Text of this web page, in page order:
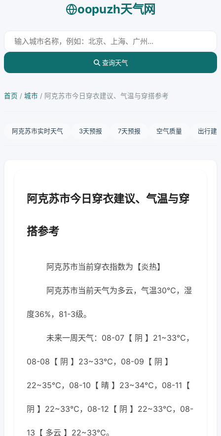
oopuzh天气网
查询天气
首页 / 城市 / 阿克苏市今日穿衣建议、气温与穿搭参考
阿克苏市实时天气 3天预报 7天预报 空气质量 出行建
阿克苏市今日穿衣建议、气温与穿
搭参考
阿克苏市当前穿衣指数为【炎热】
阿克苏市当前天气为多云，气温30℃，湿
度36%，81-3级。
未来一周天气：08-07【 阴 】21~33℃，
08-08【 阴 】23~33℃，08-09【 阴 】
22~35℃，08-10【 晴 】23~34℃，08-11【
阴 】22~33℃，08-12【 阴 】22~33℃，08-
13【 多云 】22~33℃。